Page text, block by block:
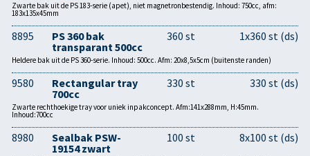
Zwarte bak uit de PS 183-serie (apet), niet magnetronbestendig. Inhoud: 750cc, afm:
183x135x45mm
8895
PS 360 bak
transparant 500cc
360 st 1x360 st (ds)
Heldere bak uit de PS 360-serie. Inhoud: 500cc. Afm: 20x8,5x5cm (buitenste randen)
9580
Rectangular tray
700cc
330 st 330 st (ds)
Zwarte rechthoekige tray voor uniek inpakconcept. Afm:141x288mm, H:45mm.
Inhoud:700cc
8980
Sealbak PSW-
19154 zwart
100 st 8x100 st (ds)